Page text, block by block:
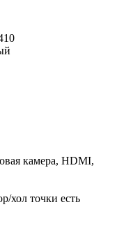
камера, HDMI,
хол точки есть